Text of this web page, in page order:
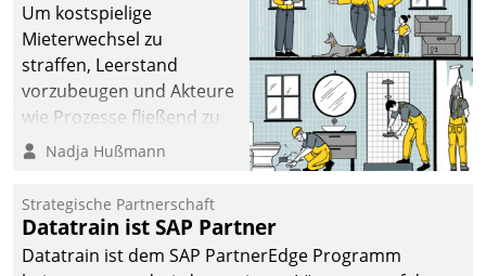
Um kostspielige
Mieterwechsel zu
straffen, Leerstand
vorzubeugen und Akteure
wie Prozesse fließend zu
vernetzen, nutzt die
Jahresbeginn eine
Überblick, Einsicht und
Eingriff bietende Lösung.
Nadja Hußmann
Strategische Partnerschaft
Datatrain ist SAP Partner
Datatrain ist dem SAP PartnerEdge Programm